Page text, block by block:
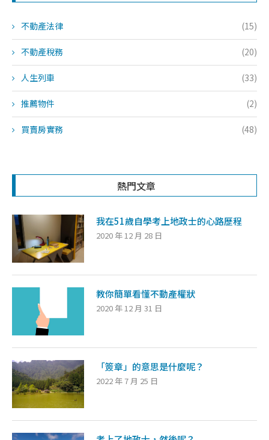
不動產法律 (15)
不動產稅務 (20)
人生列車 (33)
推薦物件 (2)
買賣房實務 (48)
熱門文章
我在51歲自學考上地政士的心路歷程
2020 年 12 月 28 日
教你簡單看懂不動產權狀
2020 年 12 月 31 日
「簽章」的意思是什麼呢？
2022 年 7 月 25 日